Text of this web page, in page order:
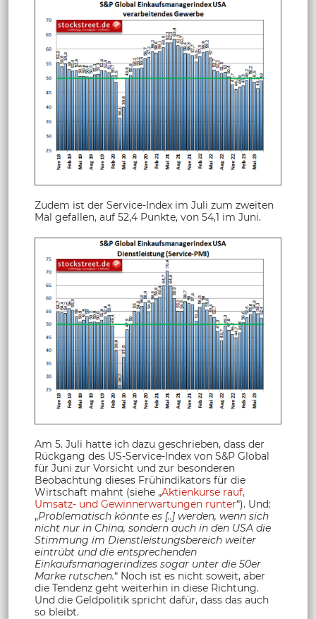
Zudem ist der Service-Index im Juli zum zweiten
Mal gefallen, auf 52,4 Punkte, von 54,1 im Juni.
Am 5. Juli hatte ich dazu geschrieben, dass der
Rückgang des US-Service-Index von S&P Global
für Juni zur Vorsicht und zur besonderen
Beobachtung dieses Frühindikators für die
Wirtschaft mahnt (siehe „Aktienkurse rauf,
Umsatz- und Gewinnerwartungen runter“). Und:
„Problematisch könnte es [..] werden, wenn sich
nicht nur in China, sondern auch in den USA die
Stimmung im Dienstleistungsbereich weiter
eintrübt und die entsprechenden
Einkaufsmanagerindizes sogar unter die 50er
Marke rutschen.“ Noch ist es nicht soweit, aber
die Tendenz geht weiterhin in diese Richtung.
Und die Geldpolitik spricht dafür, dass das auch
so bleibt.